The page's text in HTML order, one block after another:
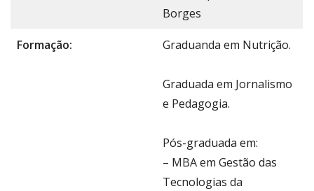
Borges
Formação: Graduanda em Nutrição.
Graduada em Jornalismo
e Pedagogia.
Pós-graduada em:
– MBA em Gestão das
Tecnologias da